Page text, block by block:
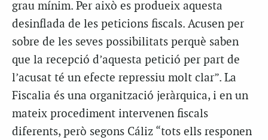
grau mínim. Per això es produeix aquesta
desinflada de les peticions fiscals. Acusen per
sobre de les seves possibilitats perquè saben
que la recepció d’aquesta petició per part de
l’acusat té un efecte repressiu molt clar”. La
Fiscalia és una organització jeràrquica, i en un
mateix procediment intervenen fiscals
diferents, però segons Cáliz “tots ells responen